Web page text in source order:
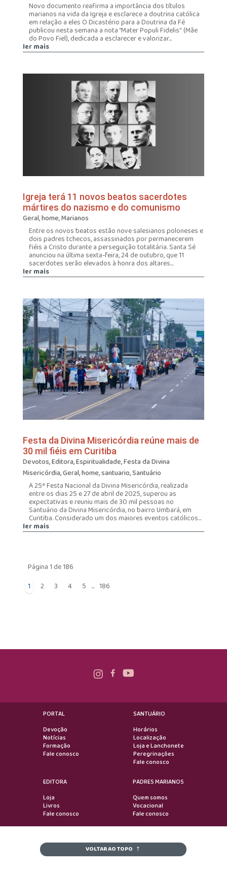
Novo documento reafirma a importância dos títulos
marianos na vida da Igreja e esclarece a doutrina católica
em relação a eles O Dicastério para a Doutrina da Fé
publicou nesta semana a nota “Mater Populi Fidelis” (Mãe
do Povo Fiel), dedicada a esclarecer e valorizar...
ler mais
Igreja terá 11 novos beatos sacerdotes
mártires do nazismo e do comunismo
Geral,home,Marianos
Entre os novos beatos estão nove salesianos poloneses e
dois padres tchecos, assassinados por permanecerem
fiéis a Cristo durante a perseguição totalitária. Santa Sé
anunciou na última sexta-feira, 24 de outubro, que 11
sacerdotes serão elevados à honra dos altares...
ler mais
Festa da Divina Misericórdia reúne mais de
30 mil fiéis em Curitiba
Devotos,Editora,Espiritualidade,Festa da Divina
Misericórdia,Geral,home,santuario,Santuário
A 25ª Festa Nacional da Divina Misericórdia, realizada
entre os dias 25 e 27 de abril de 2025, superou as
expectativas e reuniu mais de 30 mil pessoas no
Santuário da Divina Misericórdia, no bairro Umbará, em
Curitiba. Considerado um dos maiores eventos católicos...
ler mais
Página 1 de 186
1
2 3 4 5 ... 186
PORTAL
Devoção
Notícias
Formação
Fale conosco
SANTUÁRIO
Horários
Localização
Loja e Lanchonete
Peregrinações
Fale conosco
EDITORA
Loja
Livros
Fale conosco
PADRES MARIANOS
Quem somos
Vocacional
Fale conosco
VOLTAR AO TOPO